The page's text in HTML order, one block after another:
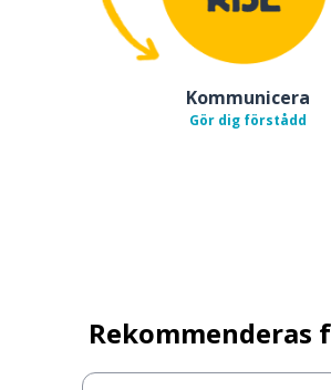
Kommunicera
Gör dig förstådd
Rekommenderas